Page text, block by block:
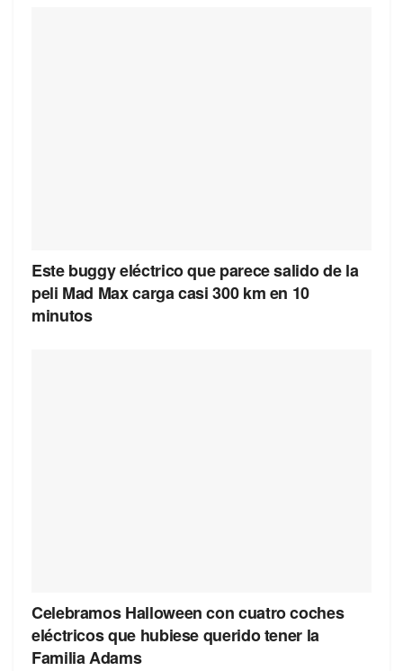
Este buggy eléctrico que parece salido de la
peli Mad Max carga casi 300 km en 10
minutos
Celebramos Halloween con cuatro coches
eléctricos que hubiese querido tener la
Familia Adams